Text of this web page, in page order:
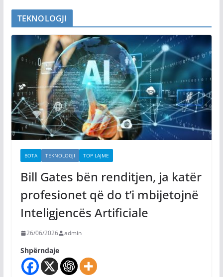
TEKNOLOGJI
BOTA TEKNOLOGJI TOP LAJME
Bill Gates bën renditjen, ja katër
profesionet që do t’i mbijetojnë
Inteligjencës Artificiale
26/06/2026 admin
Shpërndaje